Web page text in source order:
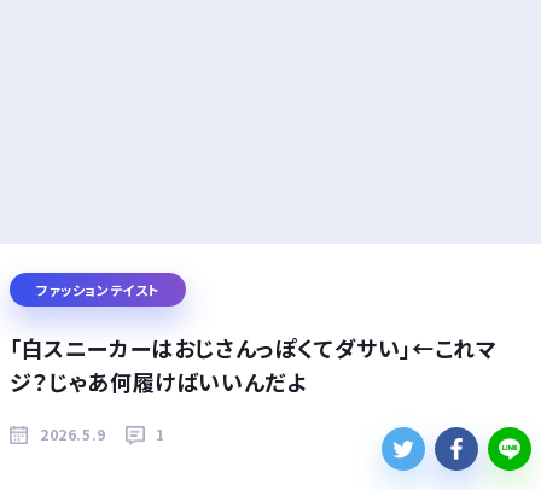
ファッションテイスト
「白スニーカーはおじさんっぽくてダサい」←これマ
ジ？じゃあ何履けばいいんだよ
2026.5.9 1